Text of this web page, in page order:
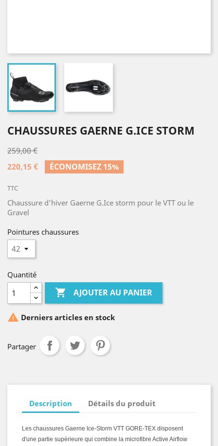
CHAUSSURES GAERNE G.ICE STORM
259,00 €
220,15 €
ÉCONOMISEZ 15%
TTC
Chaussure d'hiver Gaerne G.Ice storm pour le VTT ou le
Gravel
Pointures chaussures
Quantité
 AJOUTER AU PANIER
 Derniers articles en stock
Partager
Description Détails du produit
Les chaussures Gaerne Ice-Storm VTT GORE-TEX disposent
d'une partie supérieure qui combine la microfibre Active Airflow